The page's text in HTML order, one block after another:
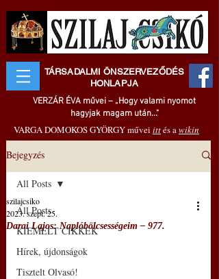
TÁRSADALMI ÖNSZERVEZŐDÉS
HONLAPJA
VERZÁR ÉVA művei – „Hogy valami nyomot
hagyjak magam után..."
VARGA DOMOKOS GYÖRGY művei ittés awikin
Bejegyzés
All Posts
KIEMELT CIKKEK
Hírek, újdonságok
Tisztelt Olvasó!
All Posts
Darai Lajos: Naplóbölcsességeim – 977.
szilajcsiko
2023. szept. 25.